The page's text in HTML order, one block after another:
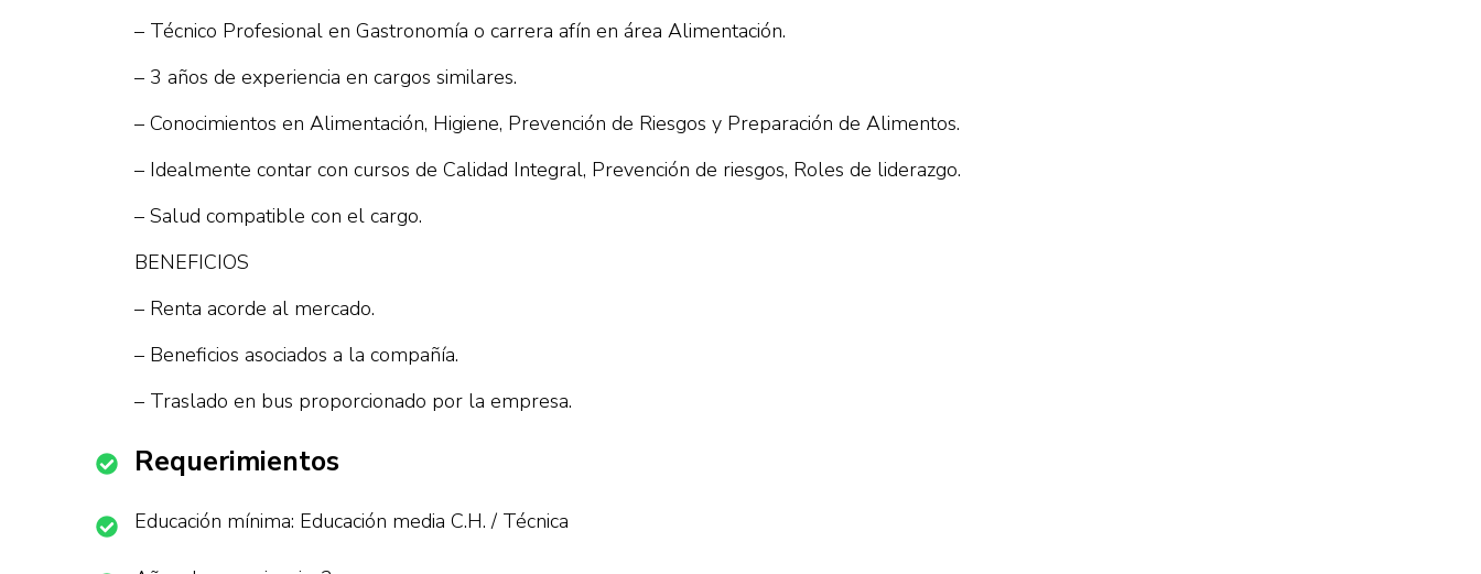
– Técnico Profesional en Gastronomía o carrera afín en área Alimentación.
– 3 años de experiencia en cargos similares.
– Conocimientos en Alimentación, Higiene, Prevención de Riesgos y Preparación de Alimentos.
– Idealmente contar con cursos de Calidad Integral, Prevención de riesgos, Roles de liderazgo.
– Salud compatible con el cargo.
BENEFICIOS
– Renta acorde al mercado.
– Beneficios asociados a la compañía.
– Traslado en bus proporcionado por la empresa.
Requerimientos
Educación mínima: Educación media C.H. / Técnica